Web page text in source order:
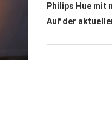
Philips Hue mit
Auf der